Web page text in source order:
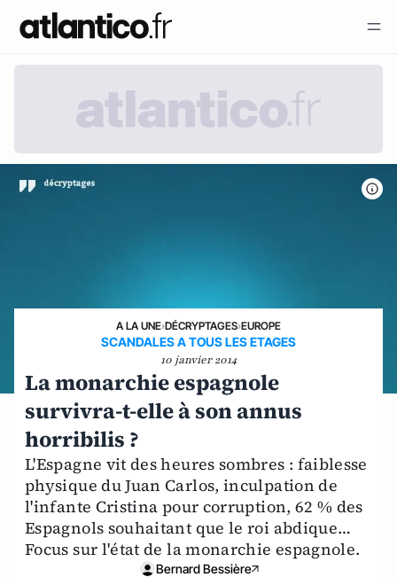
A LA UNE›DÉCRYPTAGES›EUROPE
SCANDALES A TOUS LES ETAGES
10 janvier 2014
La monarchie espagnole
survivra-t-elle à son annus
horribilis ?
L'Espagne vit des heures sombres : faiblesse
physique du Juan Carlos, inculpation de
l'infante Cristina pour corruption, 62 % des
Espagnols souhaitant que le roi abdique…
Focus sur l'état de la monarchie espagnole.
Bernard Bessière